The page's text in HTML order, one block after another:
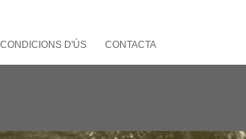
CONDICIONS D'ÚS CONTACTA